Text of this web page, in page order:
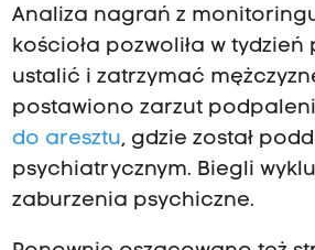
Analiza nagrań z
kościoła pozwoliła w
ustalić i zatrzymać
postawiono zarzut
do aresztu, gdzie został
psychiatrycznym. Biegli
zaburzenia psychiczne.